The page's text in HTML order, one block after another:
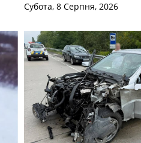
Субота, 8 Серпня, 2026